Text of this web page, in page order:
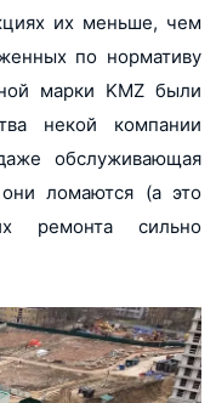
их меньше, чем
по нормативу
марки KMZ были
некой компании
обслуживающая
ломаются (а это
ремонта сильно